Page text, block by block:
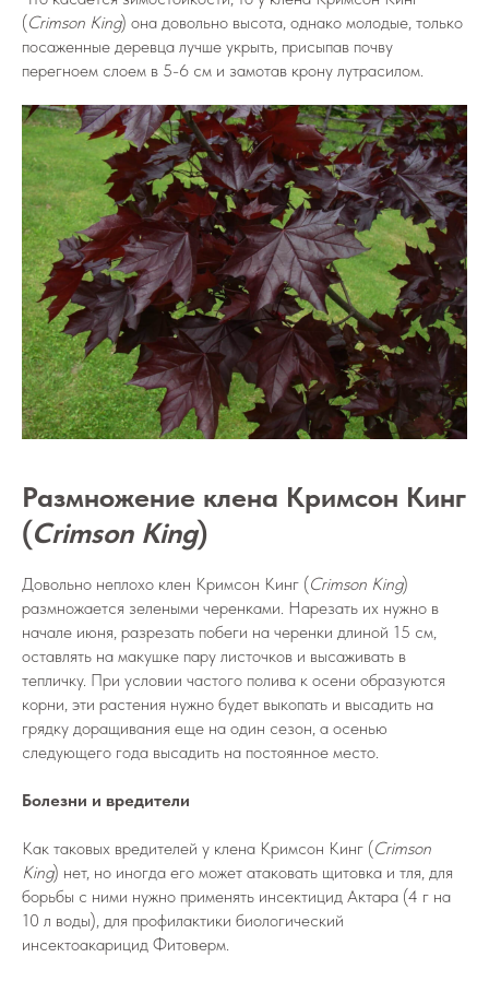
(Crimson King) она довольно высота, однако молодые, только
посаженные деревца лучше укрыть, присыпав почву
перегноем слоем в 5-6 см и замотав крону лутрасилом.
Размножение клена Кримсон Кинг
(Crimson King)
Довольно неплохо клен Кримсон Кинг (Crimson King)
размножается зелеными черенками. Нарезать их нужно в
начале июня, разрезать побеги на черенки длиной 15 см,
оставлять на макушке пару листочков и высаживать в
тепличку. При условии частого полива к осени образуются
корни, эти растения нужно будет выкопать и высадить на
грядку доращивания еще на один сезон, а осенью
следующего года высадить на постоянное место.
Болезни и вредители
Как таковых вредителей у клена Кримсон Кинг (Crimson
King) нет, но иногда его может атаковать щитовка и тля, для
борьбы с ними нужно применять инсектицид Актара (4 г на
10 л воды), для профилактики биологический
инсектоакарицид Фитоверм.